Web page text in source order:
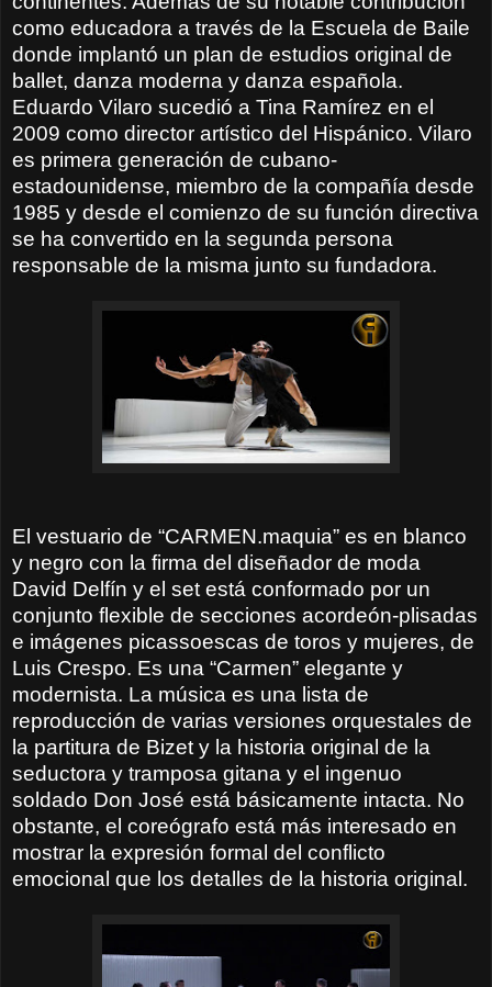
como educadora a través de la Escuela de Baile
donde implantó un plan de estudios original de
ballet, danza moderna y danza española.
Eduardo Vilaro sucedió a Tina Ramírez en el
2009 como director artístico del Hispánico. Vilaro
es primera generación de cubano-
estadounidense, miembro de la compañía desde
1985 y desde el comienzo de su función directiva
se ha convertido en la segunda persona
responsable de la misma junto su fundadora.
El vestuario de “CARMEN.maquia” es en blanco
y negro con la firma del diseñador de moda
David Delfín y el set está conformado por un
conjunto flexible de secciones acordeón-plisadas
e imágenes picassoescas de toros y mujeres, de
Luis Crespo. Es una “Carmen” elegante y
modernista. La música es una lista de
reproducción de varias versiones orquestales de
la partitura de Bizet y la historia original de la
seductora y tramposa gitana y el ingenuo
soldado Don José está básicamente intacta. No
obstante, el coreógrafo está más interesado en
mostrar la expresión formal del conflicto
emocional que los detalles de la historia original.